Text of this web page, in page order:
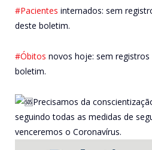
#Pacientes internados: sem
deste boletim.
#Óbitos novos hoje: sem
boletim.
Precisamos da
seguindo todas as medidas de
venceremos o Coronavírus.